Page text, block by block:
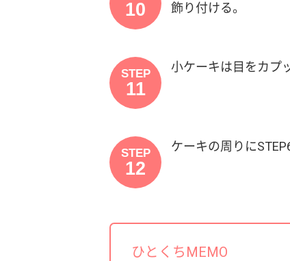
10
飾り付ける。
STEP
11
小ケーキは目をカプ
STEP
12
ケーキの周りに
ひとくちMEMO